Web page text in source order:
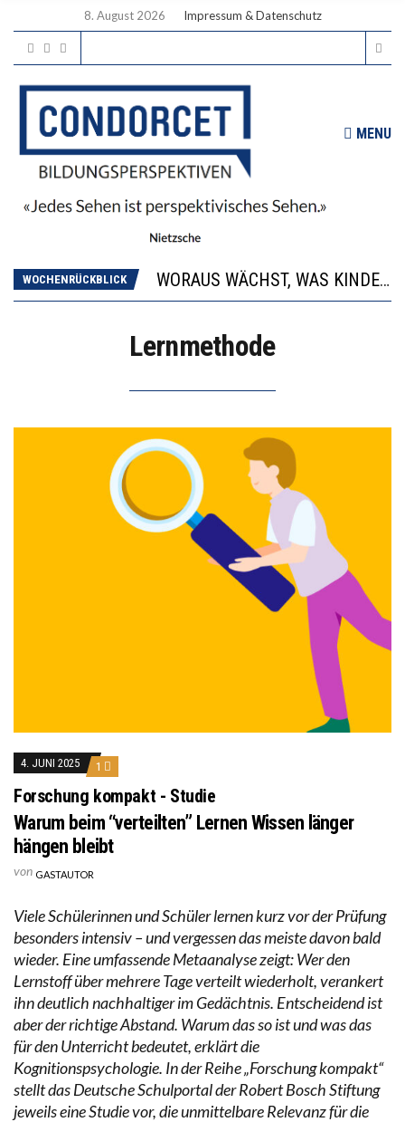
8. August 2026 Impressum & Datenschutz
MENU
WOCHENRÜCKBLICK
WORAUS WÄCHST, WAS KINDER TRÄGT
“WIR BEOBACHTEN EINEN REGELRECHTEN STURZFLUG BEI DEN LERNLEISTUNGEN”
Lernmethode
4. JUNI 2025 1
Forschung kompakt - Studie
Warum beim “verteilten” Lernen Wissen länger
hängen bleibt
von GASTAUTOR
Viele Schülerinnen und Schüler lernen kurz vor der Prüfung
besonders intensiv – und vergessen das meiste davon bald
wieder. Eine umfassende Metaanalyse zeigt: Wer den
Lernstoff über mehrere Tage verteilt wiederholt, verankert
ihn deutlich nachhaltiger im Gedächtnis. Entscheidend ist
aber der richtige Abstand. Warum das so ist und was das
für den Unterricht bedeutet, erklärt die
Kognitionspsychologie. In der Reihe „Forschung kompakt“
stellt das Deutsche Schulportal der Robert Bosch Stiftung
jeweils eine Studie vor, die unmittelbare Relevanz für die